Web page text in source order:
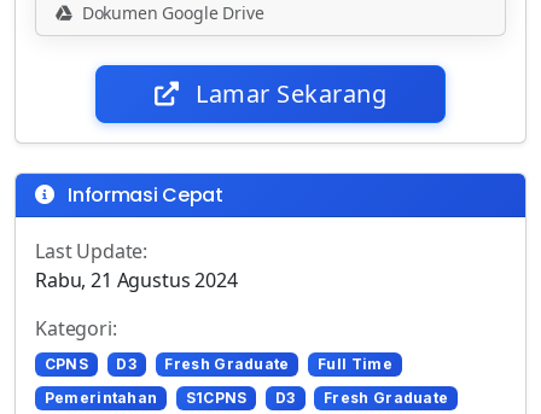
Dokumen Google Drive
Lamar Sekarang
Informasi Cepat
Last Update:
Rabu, 21 Agustus 2024
Kategori:
CPNS D3 Fresh Graduate
Full Time
Pemerintahan
S1CPNS D3
Fresh Graduate